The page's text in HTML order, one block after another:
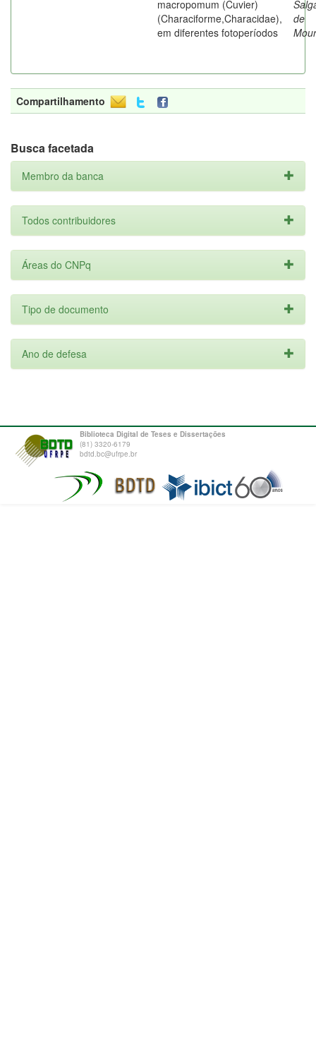
macropomum (Cuvier)
(Characiforme,Characidae),
em diferentes fotoperíodos
de
Compartilhamento
Busca facetada
Membro da banca
Todos contribuidores
Áreas do CNPq
Tipo de documento
Ano de defesa
Biblioteca Digital de Teses e Dissertações
(81) 3320-6179
bdtd.bc@ufrpe.br